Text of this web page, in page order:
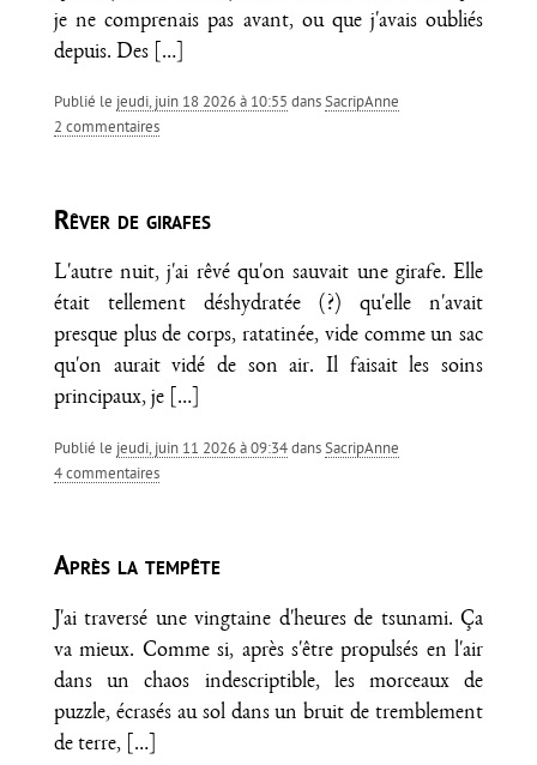
je ne comprenais pas avant, ou que j'avais oubliés
depuis. Des
[…]
Publié le jeudi, juin 18 2026 à 10:55 dansSacripAnne
2 commentaires
Rêver de girafes
L'autre nuit, j'ai rêvé qu'on sauvait une girafe. Elle
était tellement déshydratée (?) qu'elle n'avait
presque plus de corps, ratatinée, vide comme un sac
qu'on aurait vidé de son air. Il faisait les soins
principaux, je
[…]
Publié le jeudi, juin 11 2026 à 09:34dansSacripAnne
4 commentaires
Après la tempête
J'ai traversé une vingtaine d'heures de tsunami. Ça
va mieux. Comme si, après s'être propulsés en l'air
dans un chaos indescriptible, les morceaux de
puzzle, écrasés au sol dans un bruit de tremblement
de terre,
[…]